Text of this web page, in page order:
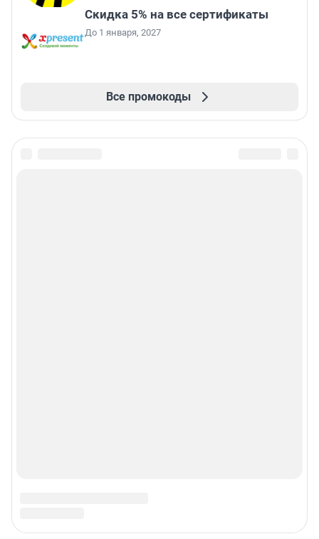
Скидка 5% на все сертификаты
До 1 января, 2027
Все промокоды